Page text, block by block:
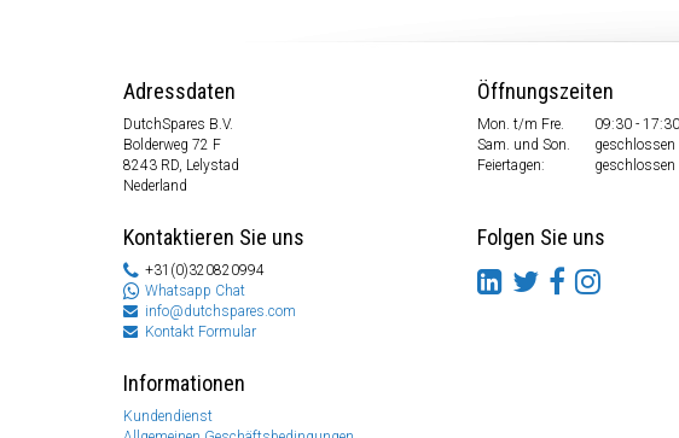
Adressdaten
DutchSpares B.V.
Bolderweg 72 F
8243 RD, Lelystad
Nederland
Kontaktieren Sie uns
+31(0)320820994
Whatsapp Chat
info@dutchspares.com
Kontakt Formular
Informationen
Kundendienst
Öffnungszeiten
Mon. t/m Fre.
09:30 - 17:30
Sam. und Son.
geschlossen
Feiertagen:
geschlossen
Folgen Sie uns